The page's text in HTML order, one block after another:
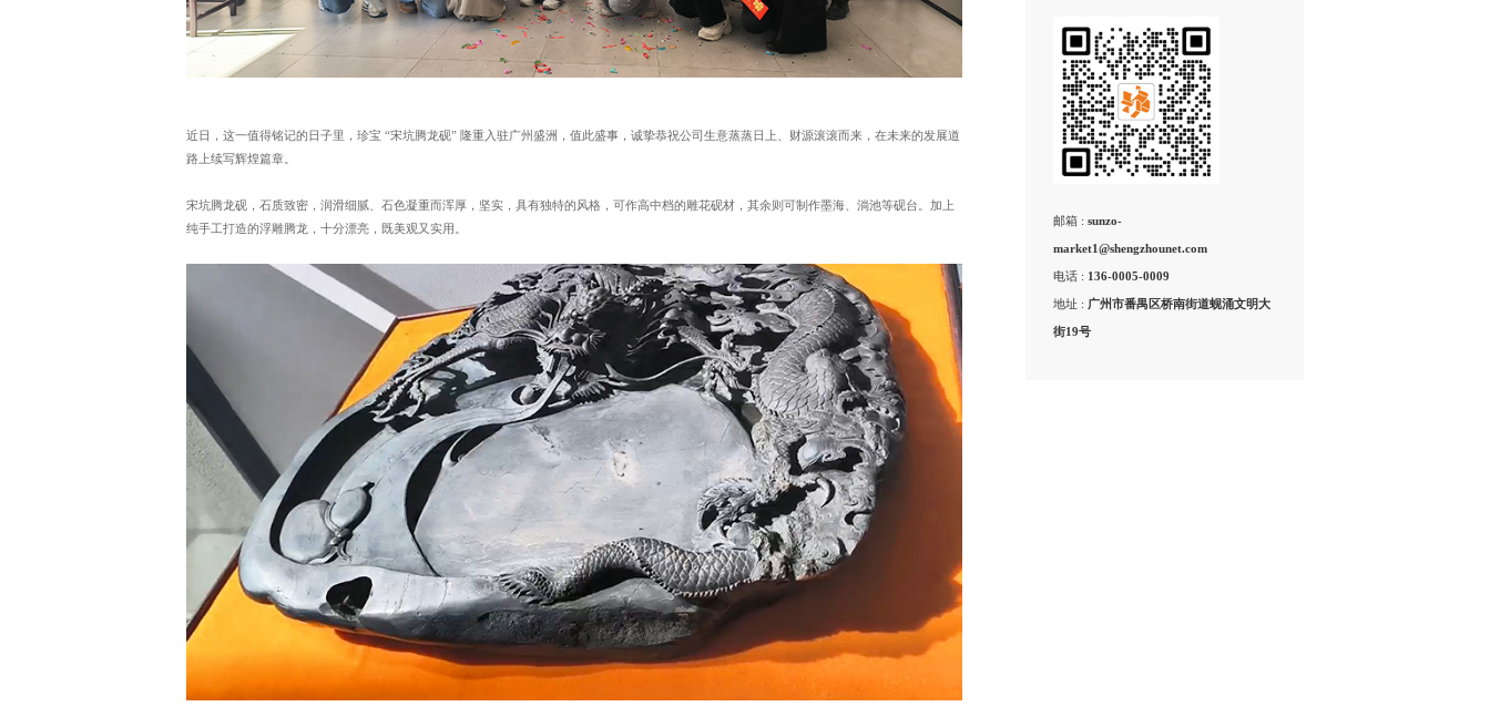
近日，这一值得铭记的日子里，珍宝 “宋坑腾龙砚” 隆重入驻广州盛洲，值此盛事，诚挚恭祝公司生意蒸蒸日上、财源滚滚而来，在未来的发展道
路上续写辉煌篇章。
宋坑腾龙砚，石质致密，润滑细腻、石色凝重而浑厚，坚实，具有独特的风格，可作高中档的雕花砚材，其余则可制作墨海、淌池等砚台。加上
纯手工打造的浮雕腾龙，十分漂亮，既美观又实用。
邮箱 : sunzo-
market1@shengzhounet.com
电话 : 136-0005-0009
地址 : 广州市番禺区桥南街道蚬涌文明大
街19号